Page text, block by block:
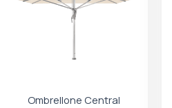
Ombrellone Central